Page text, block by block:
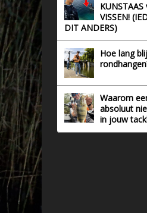
VISSEN!
DIT ANDERS)
Hoe lang
Waarom
absoluut
in jouw